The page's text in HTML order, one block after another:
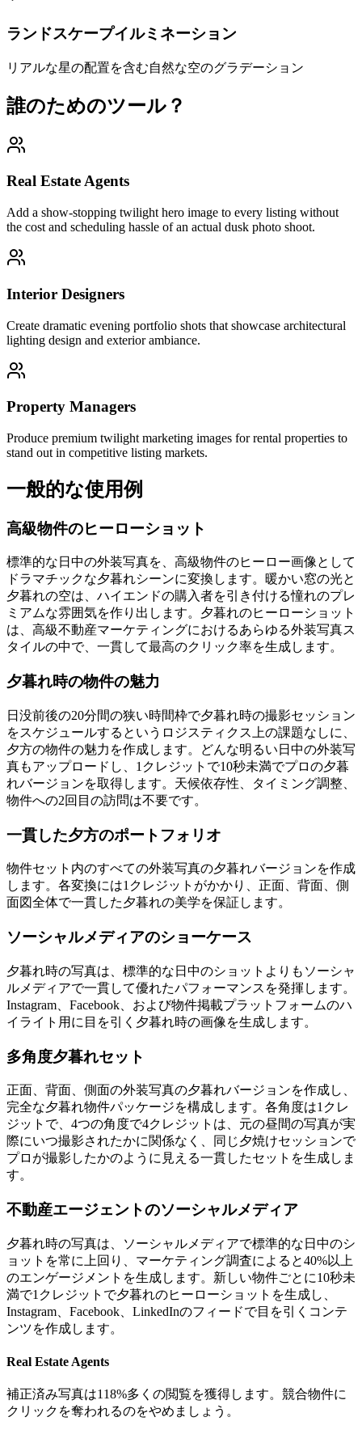
ランドスケープイルミネーション
リアルな星の配置を含む自然な空のグラデーション
誰のためのツール？
Real Estate Agents
Add a show-stopping twilight hero image to every listing without
the cost and scheduling hassle of an actual dusk photo shoot.
Interior Designers
Create dramatic evening portfolio shots that showcase architectural
lighting design and exterior ambiance.
Property Managers
Produce premium twilight marketing images for rental properties to
stand out in competitive listing markets.
一般的な使用例
高級物件のヒーローショット
標準的な日中の外装写真を、高級物件のヒーロー画像として
ドラマチックな夕暮れシーンに変換します。暖かい窓の光と
夕暮れの空は、ハイエンドの購入者を引き付ける憧れのプレ
ミアムな雰囲気を作り出します。夕暮れのヒーローショット
は、高級不動産マーケティングにおけるあらゆる外装写真ス
タイルの中で、一貫して最高のクリック率を生成します。
夕暮れ時の物件の魅力
日没前後の20分間の狭い時間枠で夕暮れ時の撮影セッション
をスケジュールするというロジスティクス上の課題なしに、
夕方の物件の魅力を作成します。どんな明るい日中の外装写
真もアップロードし、1クレジットで10秒未満でプロの夕暮
れバージョンを取得します。天候依存性、タイミング調整、
物件への2回目の訪問は不要です。
一貫した夕方のポートフォリオ
物件セット内のすべての外装写真の夕暮れバージョンを作成
します。各変換には1クレジットがかかり、正面、背面、側
面図全体で一貫した夕暮れの美学を保証します。
ソーシャルメディアのショーケース
夕暮れ時の写真は、標準的な日中のショットよりもソーシャ
ルメディアで一貫して優れたパフォーマンスを発揮します。
Instagram、Facebook、および物件掲載プラットフォームのハ
イライト用に目を引く夕暮れ時の画像を生成します。
多角度夕暮れセット
正面、背面、側面の外装写真の夕暮れバージョンを作成し、
完全な夕暮れ物件パッケージを構成します。各角度は1クレ
ジットで、4つの角度で4クレジットは、元の昼間の写真が実
際にいつ撮影されたかに関係なく、同じ夕焼けセッションで
プロが撮影したかのように見える一貫したセットを生成しま
す。
不動産エージェントのソーシャルメディア
夕暮れ時の写真は、ソーシャルメディアで標準的な日中のシ
ョットを常に上回り、マーケティング調査によると40%以上
のエンゲージメントを生成します。新しい物件ごとに10秒未
満で1クレジットで夕暮れのヒーローショットを生成し、
Instagram、Facebook、LinkedInのフィードで目を引くコンテ
ンツを作成します。
Real Estate Agents
補正済み写真は118%多くの閲覧を獲得します。競合物件に
クリックを奪われるのをやめましょう。